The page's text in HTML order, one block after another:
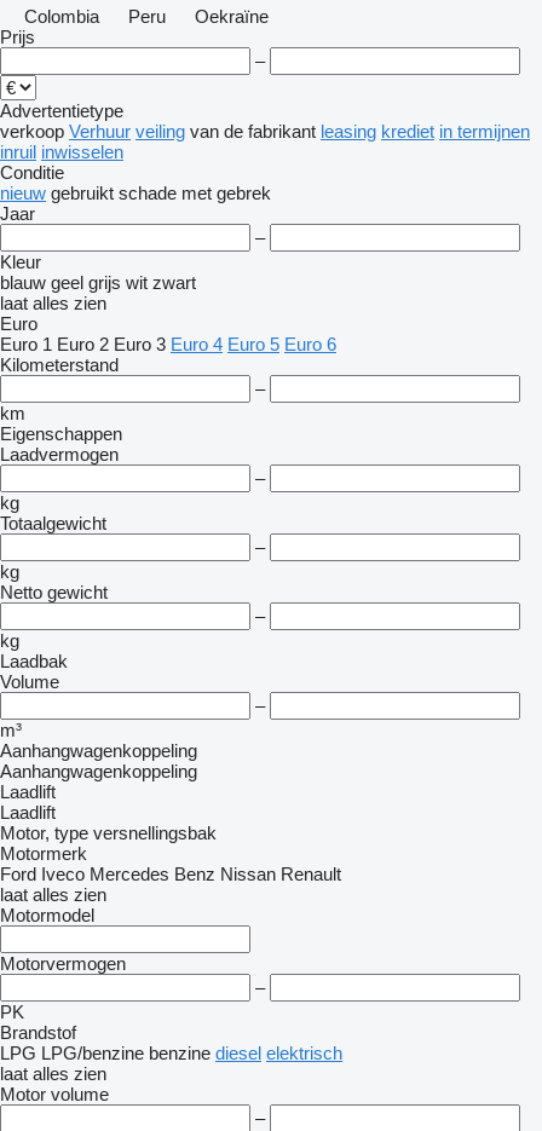
Colombia
Peru
Oekraïne
Prijs
–
Advertentietype
verkoop Verhuur veiling van de fabrikant leasing krediet in termijnen
inruil inwisselen
Conditie
nieuw gebruikt schade met gebrek
Jaar
–
Kleur
blauw geel grijs wit zwart
laat alles zien
Euro
Euro 1 Euro 2 Euro 3 Euro 4 Euro 5 Euro 6
Kilometerstand
–
km
Eigenschappen
Laadvermogen
–
kg
Totaalgewicht
–
kg
Netto gewicht
–
kg
Laadbak
Volume
–
m³
Aanhangwagenkoppeling
Aanhangwagenkoppeling
Laadlift
Laadlift
Motor, type versnellingsbak
Motormerk
Ford Iveco Mercedes Benz Nissan Renault
laat alles zien
Motormodel
Motorvermogen
–
PK
Brandstof
LPG LPG/benzine benzine diesel elektrisch
laat alles zien
Motor volume
–